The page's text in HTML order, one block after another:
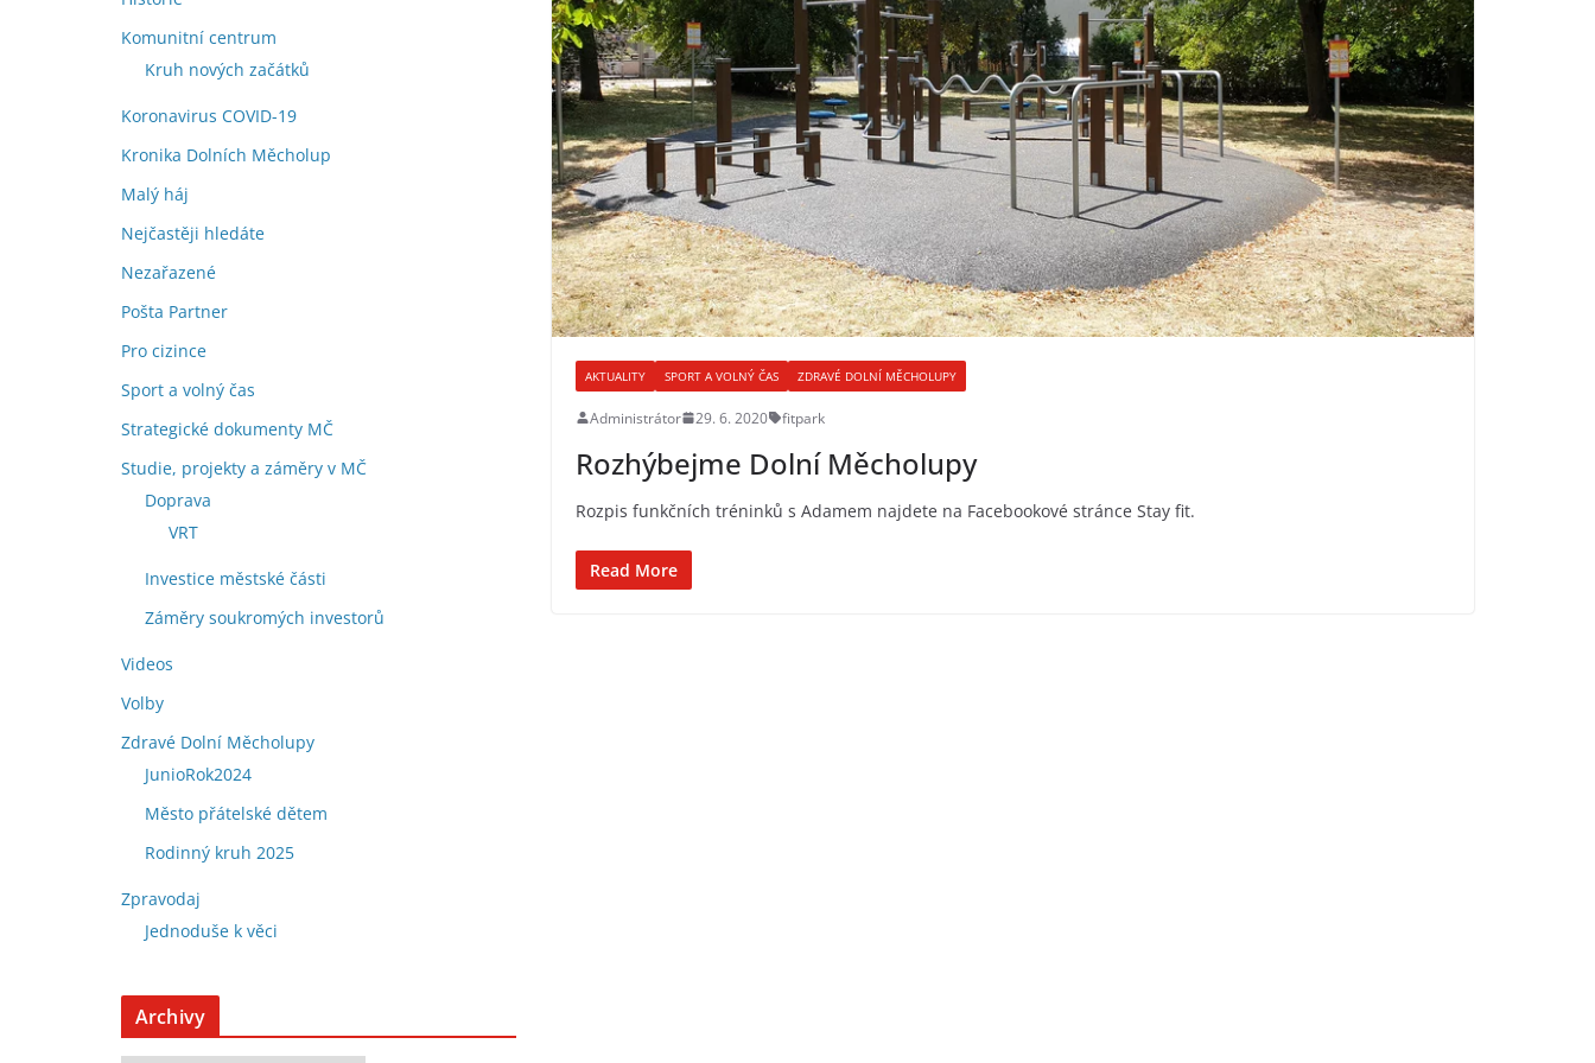
AKTUALITY SPORT A VOLNÝ ČAS ZDRAVÉ DOLNÍ MĚCHOLUPY
Administrátor 29. 6. 2020 fitpark
Rozhýbejme Dolní Měcholupy
Rozpis funkčních tréninků s Adamem najdete na Facebookové stránce Stay fit.
Read More
Komunitní centrum
Kruh nových začátků
Koronavirus COVID-19
Kronika Dolních Měcholup
Malý háj
Nejčastěji hledáte
Nezařazené
Pošta Partner
Pro cizince
Sport a volný čas
Strategické dokumenty MČ
Studie, projekty a záměry v MČ
Doprava
VRT
Investice městské části
Záměry soukromých investorů
Videos
Volby
Zdravé Dolní Měcholupy
JunioRok2024
Město přátelské dětem
Rodinný kruh 2025
Zpravodaj
Jednoduše k věci
Archivy